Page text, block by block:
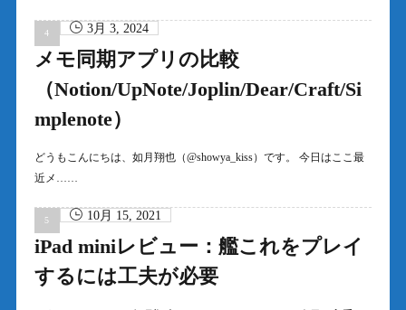
3月 3, 2024
メモ同期アプリの比較
（Notion/UpNote/Joplin/Dear/Craft/Si
mplenote）
どうもこんにちは、如月翔也（@showya_kiss）です。 今日はここ最
近メ……
10月 15, 2021
iPad miniレビュー：艦これをプレイ
するには工夫が必要